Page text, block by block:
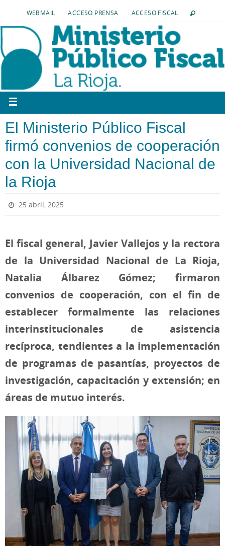
WEBMAIL ACCESO PRENSA ACCESO FISCAL
El Ministerio Público Fiscal
firmó convenios de cooperación
con la Universidad Nacional de
la Rioja
25 abril, 2025
El fiscal general, Javier Vallejos y la rectora
de la Universidad Nacional de La Rioja,
Natalia Álbarez Gómez; firmaron
convenios de cooperación, con el fin de
establecer formalmente las relaciones
interinstitucionales de asistencia
recíproca, tendientes a la implementación
de programas de pasantías, proyectos de
investigación, capacitación y extensión; en
áreas de mutuo interés.